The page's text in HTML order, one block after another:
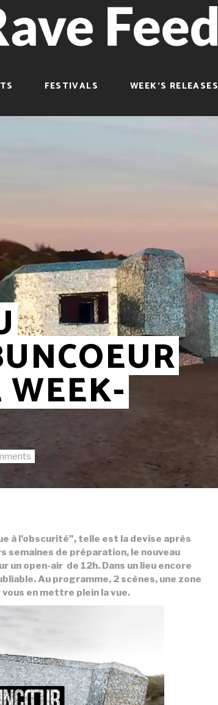
FESTIVALS WEEK’S RELEASES
WEEK-
à l’obscurité”, telle est la devise après
semaines de préparation, le nouveau
un open-air de 12h. Dans un lieu encore
Au programme, 2 scènes, une zone
en mettre plein la vue.